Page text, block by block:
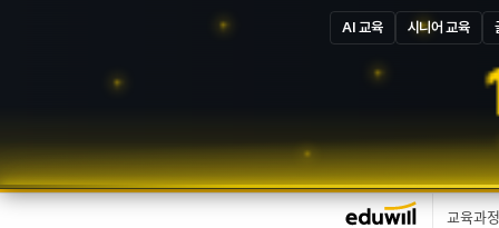
AI 교육 시니어 교육
교육과정